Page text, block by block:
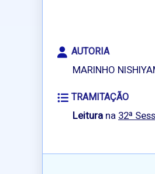
AUTORIA
MARINHO
TRAMITAÇÃO
Leitura na32ª